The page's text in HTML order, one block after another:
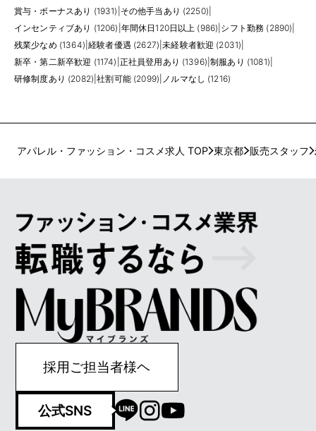
賞与・ボーナスあり (1931) その他手当あり (2250)
インセンティブあり (1206) 年間休日120日以上 (986) シフト勤務 (2890)
残業少なめ (1364) |経験者優遇 (2627) |未経験者歓迎 (2031)
新卒・第二新卒歓迎 (1174) 正社員登用あり (1396) |制服あり (1081)
研修制度あり (2082) |社割可能 (2099) ノルマなし (1216)
アパレル・ファッション・コスメ求人 TOP 東京都 販売スタッフ
採用ご担当者様ヘ
公式SNS